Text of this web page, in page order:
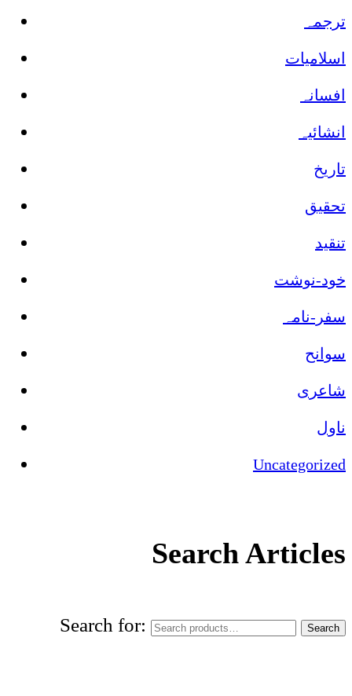
ترجمہ
اسلامیات
افسانہ
انشائیہ
تاریخ
تحقیق
تنقید
خود-نوشت
سفر-نامہ
سوانح
شاعری
ناول
Uncategorized
Search Articles
Search for: Search